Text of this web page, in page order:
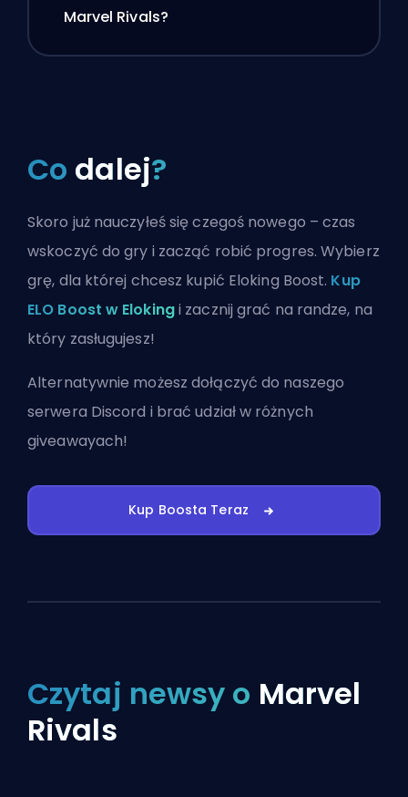
Marvel Rivals?
Co dalej?
Skoro już nauczyłeś się czegoś nowego – czas
wskoczyć do gry i zacząć robić progres. Wybierz
grę, dla której chcesz kupić Eloking Boost. Kup
ELO Boost w Elokingi zacznij grać na randze, na
który zasługujesz!
Alternatywnie możeszdołączyć do naszego
serwera Discord i brać udział w różnych
giveawayach!
Kup Boosta Teraz
Czytaj newsy o Marvel
Rivals